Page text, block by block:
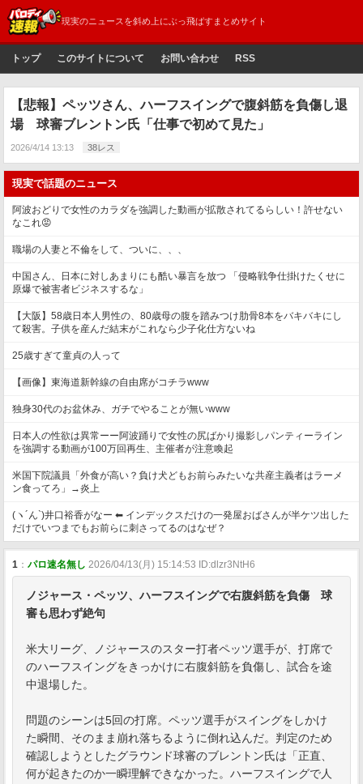
現実のニュースを斜め上にぶっ飛ばすまとめサイト
トップ このサイトについて お問い合わせ RSS
【悲報】ペッツさん、ハーフスイングで腹斜筋を負傷し退
場 球審ブレントン氏「仕事で初めて見た」
2026/4/14 13:13 38レス
現実で話題のニュース
阿波おどりで女性のカラダを強調した動画が拡散されてるらしい！許せない
なこれ😡
職場の人妻と不倫をして、ついに、、、
中国さん、日本に対しあまりにも酷い暴言を放つ 「侵略戦争仕掛けたくせに
原爆で被害者ビジネスするな」
【大阪】58歳日本人男性の、80歳母の腹を踏みつけ肋骨8本をバキバキにし
て殺害。子供を産んだ結末がこれなら少子化仕方ないね
25歳すぎて童貞の人って
【画像】東海道新幹線の自由席がコチラwww
独身30代のお盆休み、ガチでやることが無いwww
日本人の性欲は異常ーー阿波踊りで女性の尻ばかり撮影しパンティーライン
を強調する動画が100万回再生、主催者が注意喚起
米国下院議員「外食が高い？負け犬どもお前らみたいな共産主義者はラーメ
ン食ってろ」→炎上
(ヽ´ん`)井口裕香がなー ⬅ インデックスだけの一発屋おばさんが半ケツ出した
だけでいつまでもお前らに刺さってるのはなぜ？
1 ： パロ速名無し 2026/04/13(月) 15:14:53 ID:dlzr3NtH6
ノジャース・ペッツ、ハーフスイングで右腹斜筋を負傷 球
審も思わず絶句
米大リーグ、ノジャースのスター打者ペッツ選手が、打席で
のハーフスイングをきっかけに右腹斜筋を負傷し、試合を途
中退場した。
問題のシーンは5回の打席。ペッツ選手がスイングをしかけ
た瞬間、そのまま崩れ落ちるように倒れ込んだ。判定のため
確認しようとしたグラウンド球審のブレントン氏は「正直、
何が起きたのか一瞬理解できなかった。ハーフスイングで人